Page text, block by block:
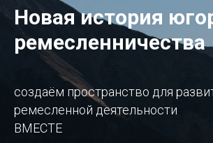
Новая история
ремесленничества
создаём пространство для
ремесленной деятельности
ВМЕСТЕ